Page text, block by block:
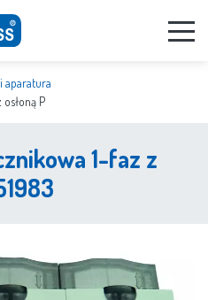
aparatura
P
1-faz z